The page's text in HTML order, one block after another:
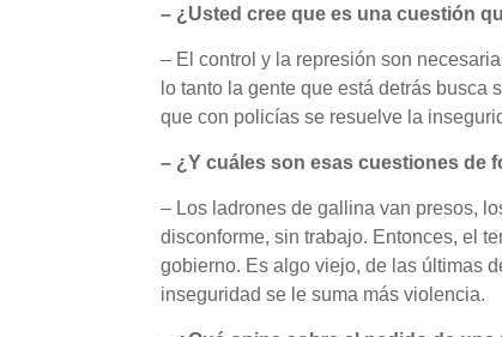
– ¿Usted cree que es una cuestión
– El control y la represión son
lo tanto la gente que está detrás
que con policías se resuelve la
– ¿Y cuáles son esas cuestiones de
– Los ladrones de gallina van presos,
disconforme, sin trabajo. Entonces, el
gobierno. Es algo viejo, de las últimas
inseguridad se le suma más violencia.